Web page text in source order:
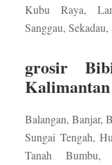
Kubu Raya,
Sanggau,
grosir
Balangan, Banjar,
Sungai Tengah,
Tanah Bumbu,